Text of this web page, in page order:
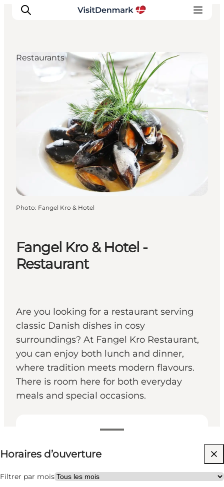
Hébergements
Planifiez votre voyage
Fangel Kro & Hotel -
Restaurant
Are you looking for a restaurant serving
classic Danish dishes in cosy
surroundings? At Fangel Kro Restaurant,
you can enjoy both lunch and dinner,
where tradition meets modern flavours.
There is room here for both everyday
meals and special occasions.
Voir les horaires d’ouverture
Horaires d’ouverture
Filtrer par mois
Visiter le site web
Myself, My partner, Friends
Restaurants
Photo: Fangel Kro & Hotel